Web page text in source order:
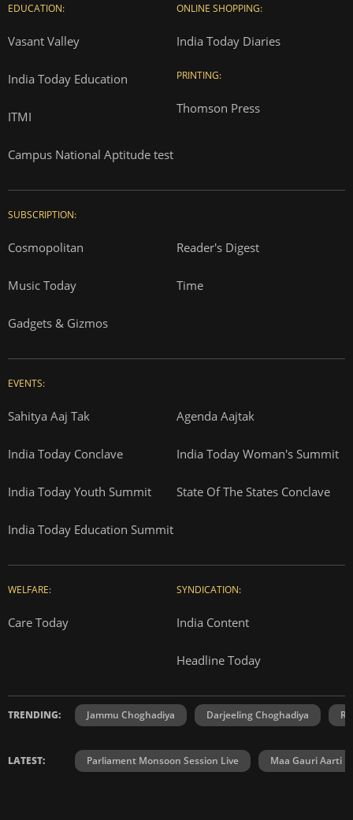
EDUCATION:
Vasant Valley
India Today Education
ITMI
Campus National Aptitude test
ONLINE SHOPPING:
India Today Diaries
PRINTING:
Thomson Press
SUBSCRIPTION:
Cosmopolitan Reader's Digest
Music Today Time
Gadgets & Gizmos
EVENTS:
Sahitya Aaj Tak Agenda Aajtak
India Today Conclave India Today Woman's Summit
India Today Youth Summit State Of The States Conclave
India Today Education Summit
WELFARE:
Care Today
SYNDICATION:
India Content
Headline Today
TRENDING: Jammu Choghadiya Darjeeling Choghadiya
LATEST: Parliament Monsoon Session Live Maa Gauri Aarti